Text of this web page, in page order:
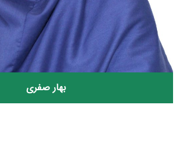
بهار صفری